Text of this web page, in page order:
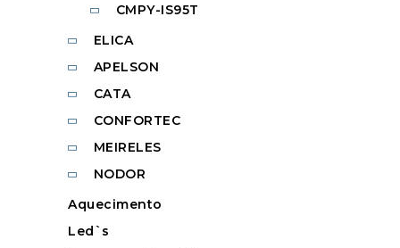
CMPY-IS95T
ELICA
APELSON
CATA
CONFORTEC
MEIRELES
NODOR
Aquecimento
Led`s